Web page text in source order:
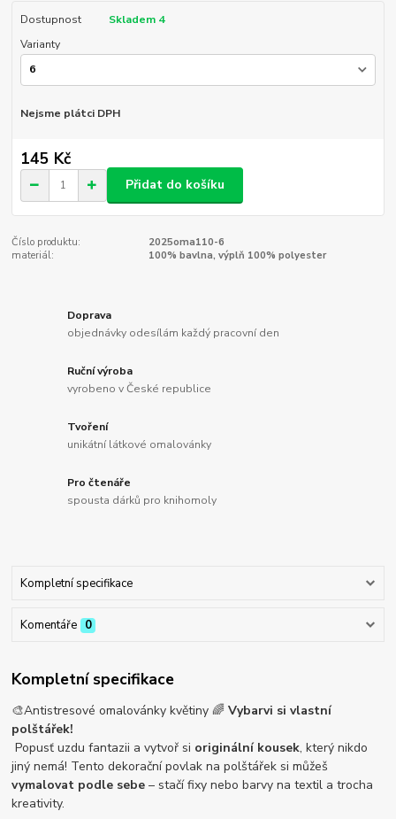
Dostupnost
Skladem 4
Varianty
Nejsme plátci DPH
145 Kč
Přidat do košíku
Číslo produktu:
2025oma110-6
materiál:
100% bavlna, výplň 100% polyester
Doprava
objednávky odesílám každý pracovní den
Ruční výroba
vyrobeno v České republice
Tvoření
unikátní látkové omalovánky
Pro čtenáře
spousta dárků pro knihomoly
Kompletní specifikace
Komentáře 0
Kompletní specifikace
🎨Antistresové omalovánky květiny 🌈Vybarvi si vlastní
polštářek!
Popusť uzdu fantazii a vytvoř si originální kousek, který nikdo
jiný nemá! Tento dekorační povlak na polštářek si můžeš
vymalovat podle sebe – stačí fixy nebo barvy na textil a trocha
kreativity.